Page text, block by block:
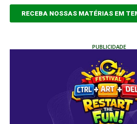
RECEBA NOSSAS MATÉRIAS EM
PUBLICIDADE